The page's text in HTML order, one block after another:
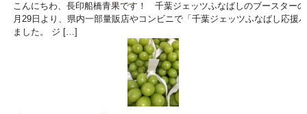
こんにちわ、長印船橋青果です！ 千葉ジェッツふなばしのブースター
月29日より、県内一部量販店やコンビニで「千葉ジェッツふなばし応援
ました。 ジ […]